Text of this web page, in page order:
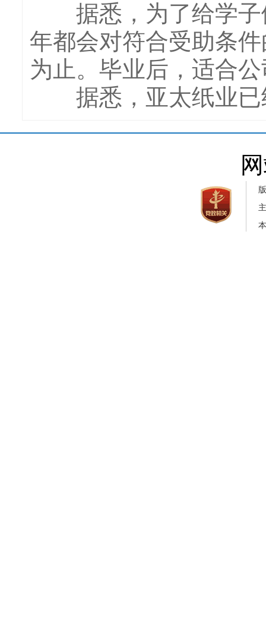
据悉，为了给学子
年都会对符合受助条
为止。毕业后，适合
据悉，亚太纸业已